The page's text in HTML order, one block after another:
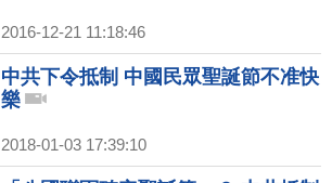
2016-12-21 11:18:46
中共下令抵制 中國民眾聖誕節不准快
樂
2018-01-03 17:39:10